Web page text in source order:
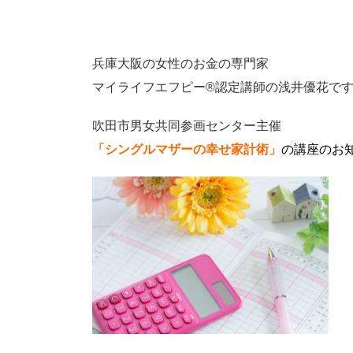
兵庫大阪の女性のお金の専門家
マイライフエフピー®認定講師の浅井優花です
吹田市男女共同参画センター主催
「シングルマザーの幸せ家計術」 の講座のお